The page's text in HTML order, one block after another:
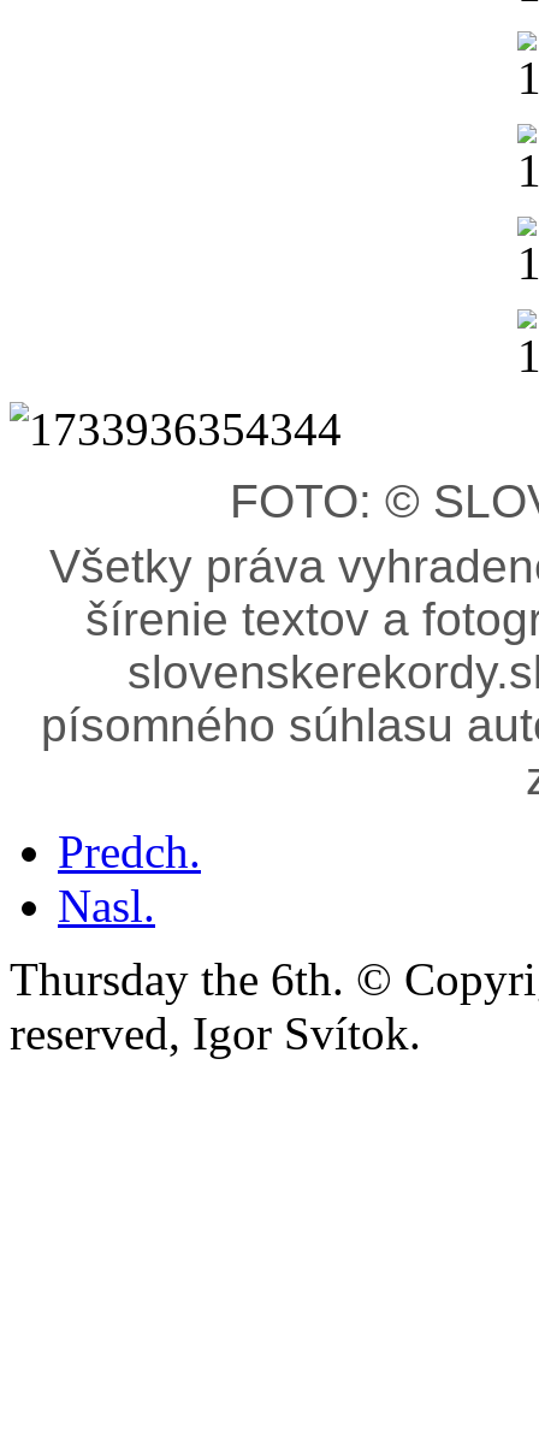
FOTO: ©
Všetky práva
šírenie textov a
písomného súhlasu
Predch.
Nasl.
Thursday the 6th. ©
reserved, Igor Svítok.